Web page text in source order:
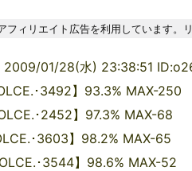
ィリエイト広告を利用しています
2009/01/28(水) 23:38:51
･3492】93.3% MAX-250
2452】97.3% MAX-68
3603】98.2% MAX-65
･3544】98.6% MAX-52